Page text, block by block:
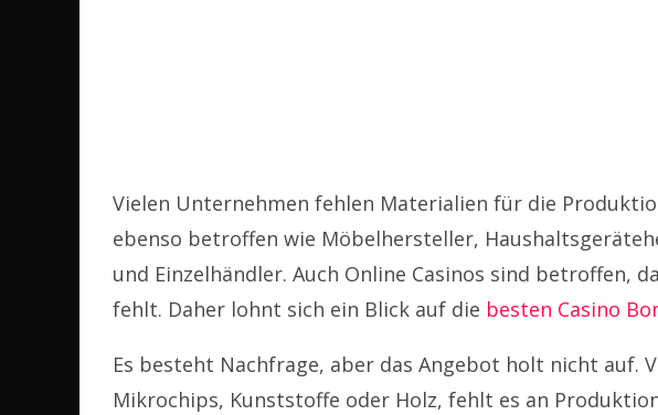
Vielen Unternehmen fehlen Materialien für die
ebenso betroffen wie Möbelhersteller,
und Einzelhändler. Auch Online Casinos sind betroffen,
fehlt. Daher lohnt sich ein Blick auf die besten Casino
Es besteht Nachfrage, aber das Angebot holt nicht auf.
Mikrochips, Kunststoffe oder Holz, fehlt es an